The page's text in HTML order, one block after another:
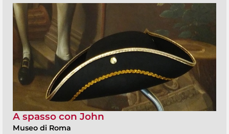
A spasso con John
Museo di Roma